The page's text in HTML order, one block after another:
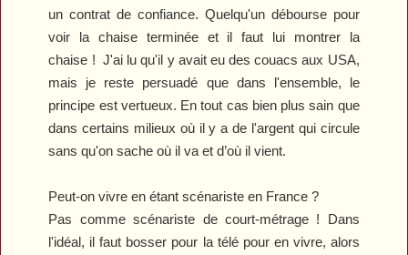
un contrat de confiance. Quelqu'un débourse pour
voir la chaise terminée et il faut lui montrer la
chaise ! J'ai lu qu'il y avait eu des couacs aux USA,
mais je reste persuadé que dans l'ensemble, le
principe est vertueux. En tout cas bien plus sain que
dans certains milieux où il y a de l'argent qui circule
sansqu'on sache où il va et d’où il vient.
Peut-on vivre en étant scénariste en France ?
Pas comme scénariste de court-métrage ! Dans
l'idéal, il faut bosser pour la télé pour en vivre, alors